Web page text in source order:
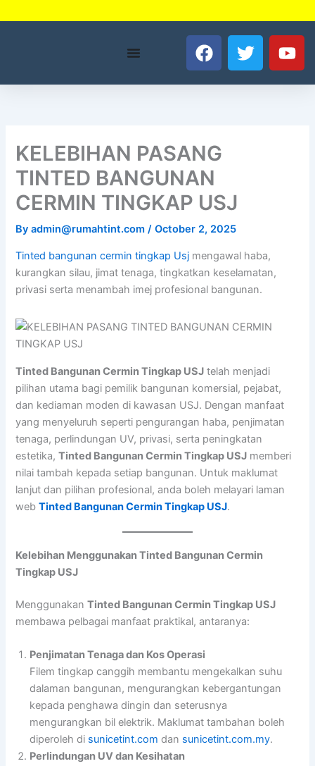
to
F
a
o
k
T
w
Y
o
KELEBIHAN PASANG
TINTED BANGUNAN
CERMIN TINGKAP USJ
Byadmin@rumahtint.com/October 2, 2025
Tinted bangunan cermin tingkap Usj mengawal haba,
kurangkan silau, jimat tenaga, tingkatkan keselamatan,
privasi serta menambah imej profesional bangunan.
Tinted Bangunan Cermin Tingkap USJ telah menjadi
pilihan utama bagi pemilik bangunan komersial, pejabat,
dan kediaman moden di kawasan USJ. Dengan manfaat
yang menyeluruh seperti pengurangan haba, penjimatan
tenaga, perlindungan UV, privasi, serta peningkatan
estetika,Tinted Bangunan Cermin Tingkap USJ memberi
nilai tambah kepada setiap bangunan. Untuk maklumat
lanjut dan pilihan profesional, anda boleh melayari laman
webTinted Bangunan Cermin Tingkap USJ.
Kelebihan Menggunakan Tinted Bangunan Cermin
Tingkap USJ
MenggunakanTinted Bangunan Cermin Tingkap USJ
membawa pelbagai manfaat praktikal, antaranya:
Penjimatan Tenaga dan Kos Operasi
Filem tingkap canggih membantu mengekalkan suhu
dalaman bangunan, mengurangkan kebergantungan
kepada penghawa dingin dan seterusnya
mengurangkan bil elektrik. Maklumat tambahan boleh
diperoleh di sunicetint.com dan sunicetint.com.my.
Perlindungan UV dan Kesihatan